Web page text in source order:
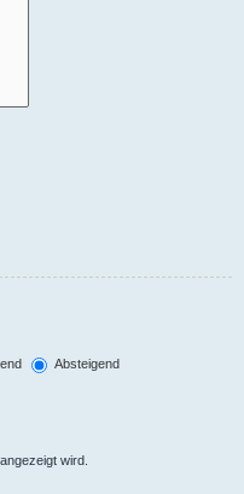
Absteigend
wird.